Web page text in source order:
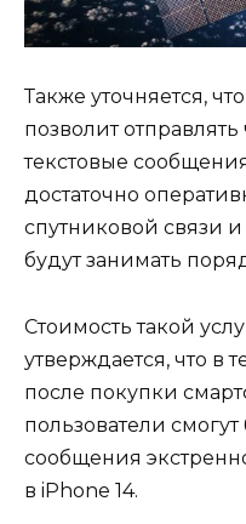
Также уточняется,
позволит
текстовые
достаточно
спутниковой связи
будут занимать
Стоимость такой
утверждается, что в
после покупки
пользователи
сообщения
в iPhone 14.